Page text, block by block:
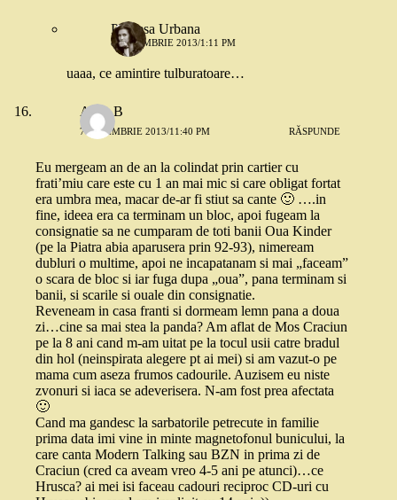
Printesa Urbana
8 NOIEMBRIE 2013/1:11 PM
uaaa, ce amintire tulburatoare…
Anca B
7 NOIEMBRIE 2013/11:40 PM RĂSPUNDE
Eu mergeam an de an la colindat prin cartier cu
frati’miu care este cu 1 an mai mic si care obligat fortat
era umbra mea, macar de-ar fi stiut sa cante 🙂 ….in
fine, ideea era ca terminam un bloc, apoi fugeam la
consignatie sa ne cumparam de toti banii Oua Kinder
(pe la Piatra abia aparusera prin 92-93), nimeream
dubluri o multime, apoi ne incapatanam si mai „faceam”
o scara de bloc si iar fuga dupa „oua”, pana terminam si
banii, si scarile si ouale din consignatie.
Reveneam in casa franti si dormeam lemn pana a doua
zi…cine sa mai stea la panda? Am aflat de Mos Craciun
pe la 8 ani cand m-am uitat pe la tocul usii catre bradul
din hol (neinspirata alegere pt ai mei) si am vazut-o pe
mama cum aseza frumos cadourile. Auzisem eu niste
zvonuri si iaca se adeverisera. N-am fost prea afectata
🙂
Cand ma gandesc la sarbatorile petrecute in familie
prima data imi vine in minte magnetofonul bunicului, la
care canta Modern Talking sau BZN in prima zi de
Craciun (cred ca aveam vreo 4-5 ani pe atunci)…ce
Hrusca? ai mei isi faceau cadouri reciproc CD-uri cu